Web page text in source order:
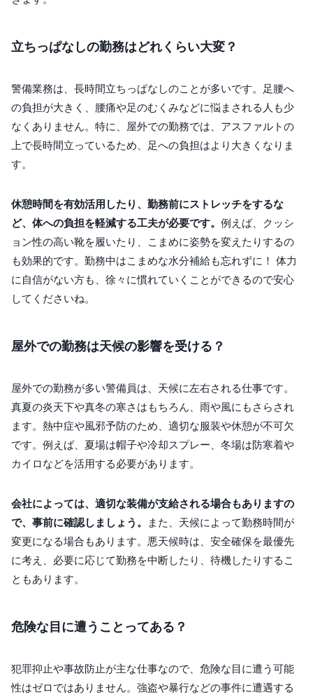
立ちっぱなしの勤務はどれくらい大変？
警備業務は、長時間立ちっぱなしのことが多いです。足腰へ
の負担が大きく、腰痛や足のむくみなどに悩まされる人も少
なくありません。特に、屋外での勤務では、アスファルトの
上で長時間立っているため、足への負担はより大きくなりま
す。
休憩時間を有効活用したり、勤務前にストレッチをするな
ど、体への負担を軽減する工夫が必要です。 例えば、クッシ
ョン性の高い靴を履いたり、こまめに姿勢を変えたりするの
も効果的です。勤務中はこまめな水分補給も忘れずに！ 体力
に自信がない方も、徐々に慣れていくことができるので安心
してくださいね。
屋外での勤務は天候の影響を受ける？
屋外での勤務が多い警備員は、天候に左右される仕事です。
真夏の炎天下や真冬の寒さはもちろん、雨や風にもさらされ
ます。熱中症や風邪予防のため、適切な服装や休憩が不可欠
です。例えば、夏場は帽子や冷却スプレー、冬場は防寒着や
カイロなどを活用する必要があります。
会社によっては、適切な装備が支給される場合もありますの
で、事前に確認しましょう。
また、天候によって勤務時間が
変更になる場合もあります。悪天候時は、安全確保を最優先
に考え、必要に応じて勤務を中断したり、待機したりするこ
ともあります。
危険な目に遭うことってある？
犯罪抑止や事故防止が主な仕事なので、危険な目に遭う可能
性はゼロではありません。強盗や暴行などの事件に遭遇する